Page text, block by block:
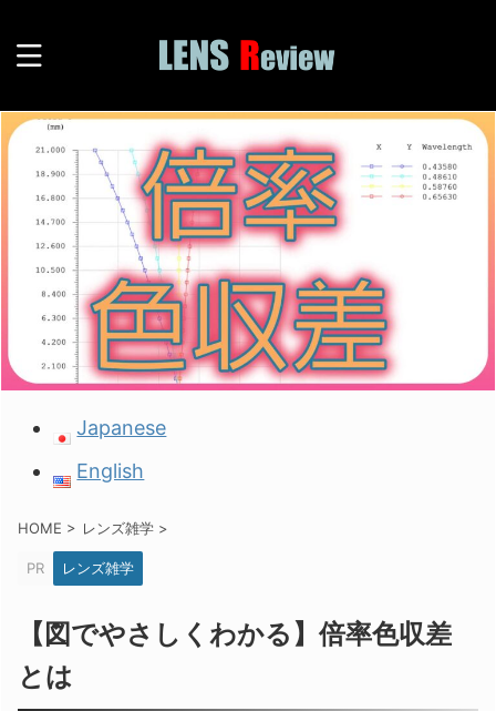
Japanese
English
HOME > レンズ雑学 >
PR レンズ雑学
【図でやさしくわかる】倍率色収差
とは